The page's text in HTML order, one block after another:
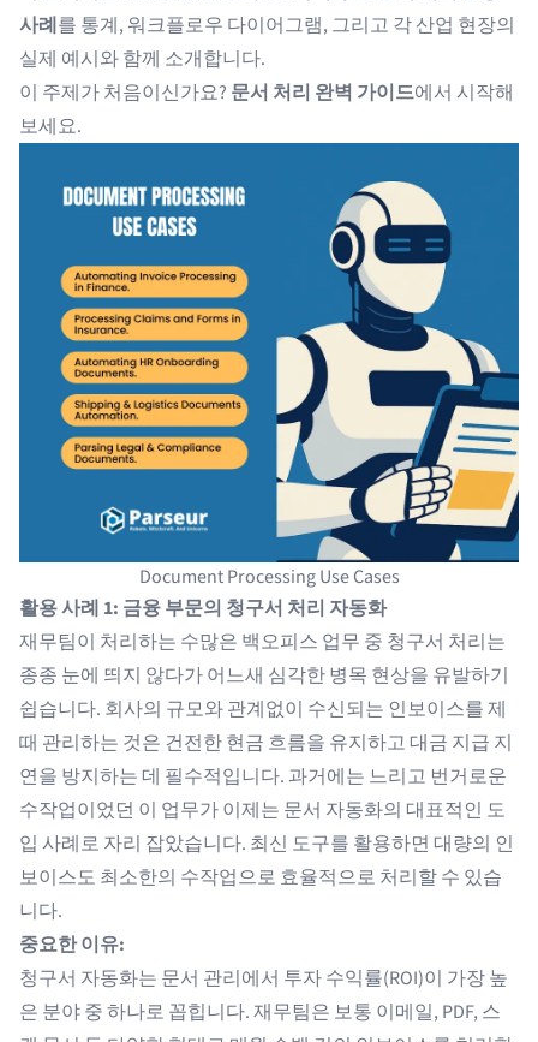
사례를 통계, 워크플로우 다이어그램, 그리고 각 산업 현장의
실제 예시와 함께 소개합니다.
이 주제가 처음이신가요? 문서 처리 완벽 가이드에서 시작해
보세요.
Document Processing Use Cases
활용 사례 1: 금융 부문의 청구서 처리 자동화
재무팀이 처리하는 수많은 백오피스 업무 중 청구서 처리는
종종 눈에 띄지 않다가 어느새 심각한 병목 현상을 유발하기
쉽습니다. 회사의 규모와 관계없이 수신되는 인보이스를 제
때 관리하는 것은 건전한 현금 흐름을 유지하고 대금 지급 지
연을 방지하는 데 필수적입니다. 과거에는 느리고 번거로운
수작업이었던 이 업무가 이제는 문서 자동화의 대표적인 도
입 사례로 자리 잡았습니다. 최신 도구를 활용하면 대량의 인
보이스도 최소한의 수작업으로 효율적으로 처리할 수 있습
니다.
중요한 이유:
청구서 자동화는 문서 관리에서 투자 수익률(ROI)이 가장 높
은 분야 중 하나로 꼽힙니다. 재무팀은 보통 이메일, PDF, 스